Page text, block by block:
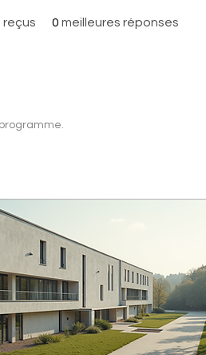
reçus 0 meilleures réponses